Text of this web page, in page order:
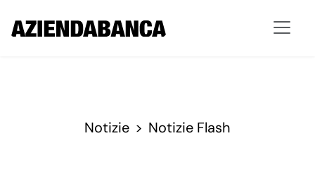
Notizie Notizie Flash